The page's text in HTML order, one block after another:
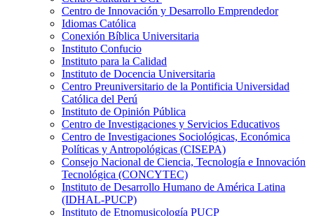
Centro de Innovación y Desarrollo Emprendedor
Idiomas Católica
Conexión Bíblica Universitaria
Instituto Confucio
Instituto para la Calidad
Instituto de Docencia Universitaria
Centro Preuniversitario de la Pontificia Universidad
Católica del Perú
Instituto de Opinión Pública
Centro de Investigaciones y Servicios Educativos
Centro de Investigaciones Sociológicas, Económica
Políticas y Antropológicas (CISEPA)
Consejo Nacional de Ciencia, Tecnología e Innovación
Tecnológica (CONCYTEC)
Instituto de Desarrollo Humano de América Latina
(IDHAL-PUCP)
Instituto de Etnomusicología PUCP